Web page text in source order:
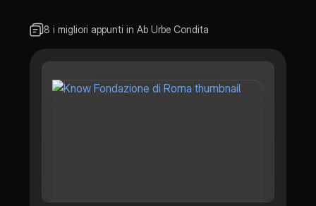
8 i migliori appunti in Ab Urbe Condita